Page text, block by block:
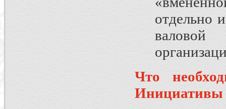
отдельно
Что
Инициативы